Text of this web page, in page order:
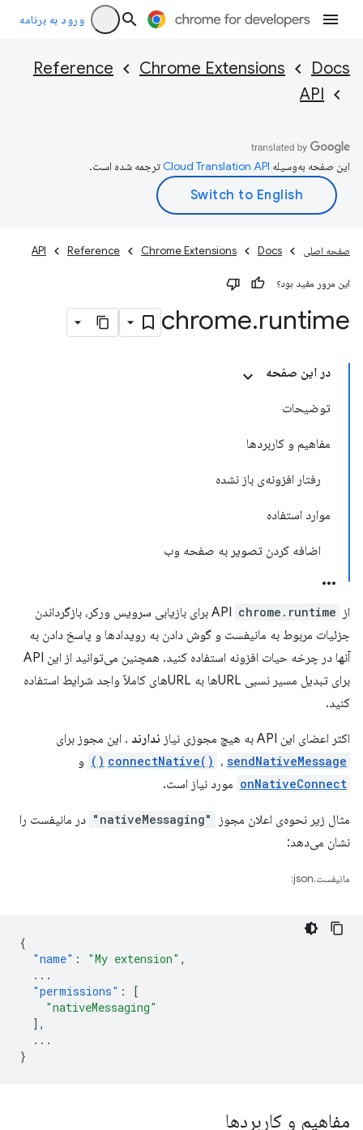
ورود به برنامه
Docs
Chrome Extensions
Reference
API
این صفحه به‌وسیله ترجمه شده است.
صفحه اصلی Docs
Chrome Extensions
Reference
API
این مرور مفید بود؟
chrome.runtime
در این صفحه
توضیحات
مفاهیم و کاربردها
رفتار افزونه‌ی باز نشده
موارد استفاده
اضافه کردن تصویر به صفحه وب
از API chrome.runtime
برای بازیابی سرویس ورکر، بازگرداندن
جزئیات مربوط به مانیفست و گوش دادن به رویدادها و پاسخ دادن به
آنها در چرخه حیات افزونه استفاده کنید. همچنین می‌توانید از این API
برای تبدیل مسیر نسبی URLها به URLهای کاملاً واجد شرایط استفاده
کنید.
اکثر اعضای این API به هیچ مجوزی نیاز ندارند . این مجوز برای
connectNative() ، sendNativeMessage() و
onNativeConnect مورد نیاز است.
مثال زیر نحوه‌ی اعلان مجوز "nativeMessaging"
در مانیفست را
نشان می‌دهد:
مانیفست.json:
{
"name" : "My extension" ,
...
"permissions" :
[
"nativeMessaging"
],
...
}
مفاهیم و کاربردها